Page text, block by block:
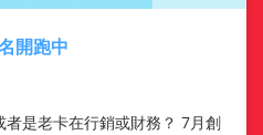
開跑中
是老卡在行銷或財務？ 7月創